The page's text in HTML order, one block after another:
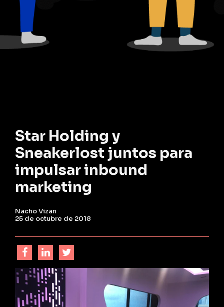
Star Holding y
Sneakerlost juntos para
impulsar inbound
marketing
Nacho Vizan
25 de octubre de 2018